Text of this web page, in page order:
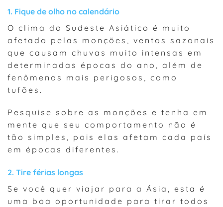
1. Fique de olho no calendário
O clima do Sudeste Asiático é muito
afetado pelas monções, ventos sazonais
que causam chuvas muito intensas em
determinadas épocas do ano, além de
fenômenos mais perigosos, como
tufões.
Pesquise sobre as monções e tenha em
mente que seu comportamento não é
tão simples, pois elas afetam cada país
em épocas diferentes.
2. Tire férias longas
Se você quer viajar para a Ásia, esta é
uma boa oportunidade para tirar todos